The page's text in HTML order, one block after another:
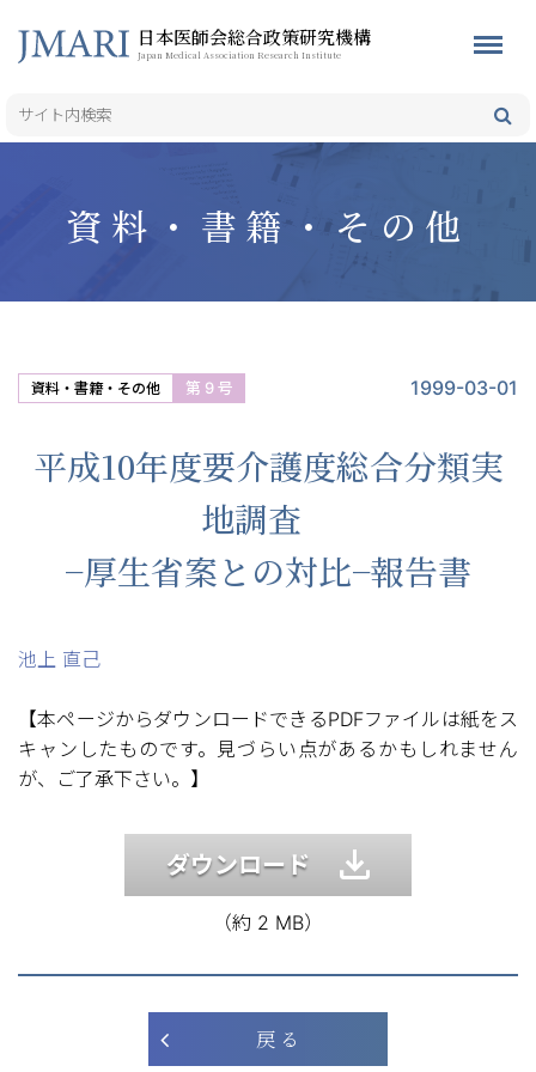
日本医師会総合政策研究機構
Japan Medical Association Research Institute
資料・書籍・その他
資料・書籍・その他 第 9 号 1999-03-01
平成10年度要介護度総合分類実
地調査
−厚生省案との対比−報告書
池上 直己
【本ページからダウンロードできるPDFファイルは紙をス
キャンしたものです。見づらい点があるかもしれません
が、ご了承下さい。】
ダウンロード
（約 2 MB）
戻 る